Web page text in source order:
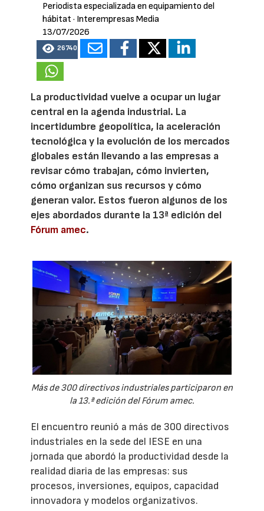
Periodista especializada en equipamiento del
hábitat · Interempresas Media
13/07/2026
26740
La productividad vuelve a ocupar un lugar
central en la agenda industrial. La
incertidumbre geopolítica, la aceleración
tecnológica y la evolución de los mercados
globales están llevando a las empresas a
revisar cómo trabajan, cómo invierten,
cómo organizan sus recursos y cómo
generan valor. Estos fueron algunos de los
ejes abordados durante la 13ª edición del
Fórum amec.
Más de 300 directivos industriales participaron en
la 13.ª edición del Fórum amec.
El encuentro reunió a más de 300 directivos
industriales en la sede del IESE en una
jornada que abordó la productividad desde la
realidad diaria de las empresas: sus
procesos, inversiones, equipos, capacidad
innovadora y modelos organizativos.